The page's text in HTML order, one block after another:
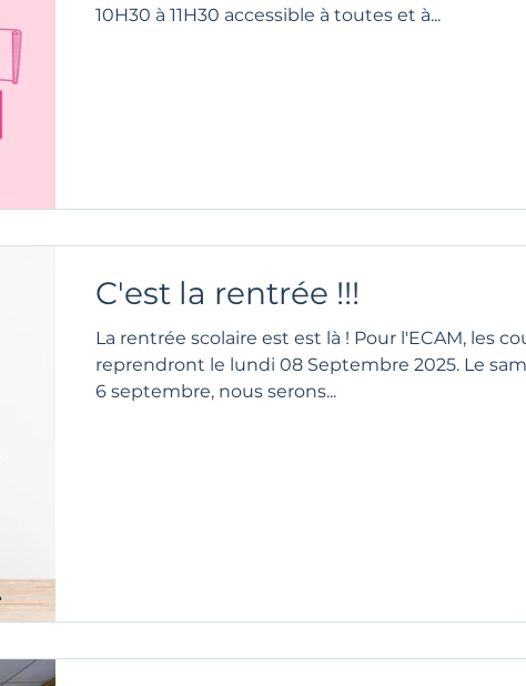
10H30 à 11H30 accessible à toutes et à...
C'est la rentrée !!!
La rentrée scolaire est est là ! Pour l'ECAM, les
reprendront le lundi 08 Septembre 2025. Le samedi
6 septembre, nous serons...